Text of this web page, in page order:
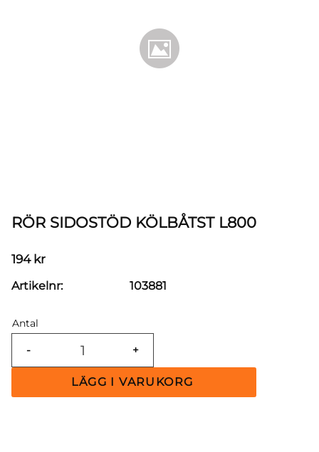
RÖR SIDOSTÖD KÖLBÅTST L800
194kr
Antal
+
-
Artikelnr 103881